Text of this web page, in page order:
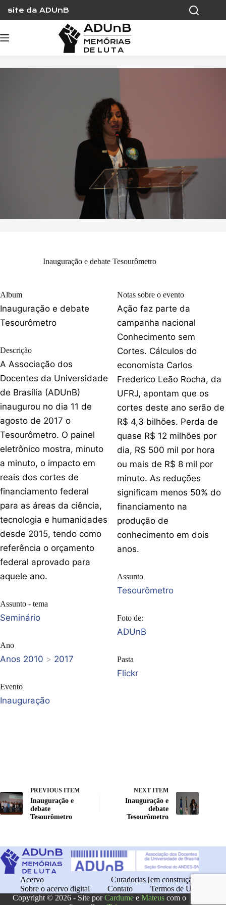
content
site da ADUnB
Inauguração e debate Tesourômetro
Album
Inauguração e debate
Tesourômetro
Descrição
A Associação dos
Docentes da Universidade
de Brasília (ADUnB)
inaugurou no dia 11 de
agosto de 2017 o
Tesourômetro. O painel
eletrônico mostra, minuto
a minuto, o impacto em
reais dos cortes de
financiamento federal
para as áreas da ciência,
tecnologia e humanidades
desde 2015, tendo como
referência o orçamento
federal aprovado para
aquele ano.
Assunto - tema
Seminário
Ano
Anos 2010 > 2017
Evento
Inauguração
Notas sobre o evento
Ação faz parte da
campanha nacional
Conhecimento sem
Cortes. Cálculos do
economista Carlos
Frederico Leão Rocha, da
UFRJ, apontam que os
cortes deste ano serão de
R$ 4,3 bilhões. Perda de
quase R$ 12 milhões por
dia, R$ 500 mil por hora
ou mais de R$ 8 mil por
minuto. As reduções
significam menos 50% do
financiamento na
produção de
conhecimento em dois
anos.
Assunto
Tesourômetro
Foto de:
ADUnB
Pasta
Flickr
PREVIOUS ITEM
Inauguração e
debate
Tesourômetro
NEXT ITEM
Inauguração e
debate
Tesourômetro
Acervo
Curadorias [em construção]
Sobre o acervo digital
Contato
Termos de Uso
Copyright © 2026 - Site porCardume eMateus com o